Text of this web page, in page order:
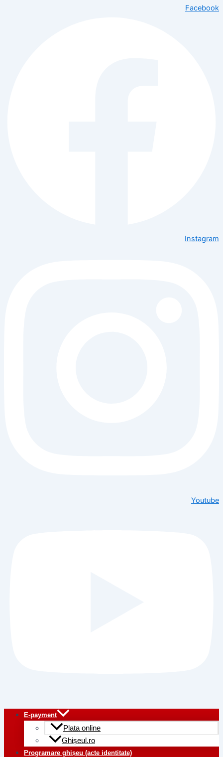
Facebook
Instagram
Youtube
E-payment
Plata online
Ghișeul.ro
Programare ghișeu (acte identitate)